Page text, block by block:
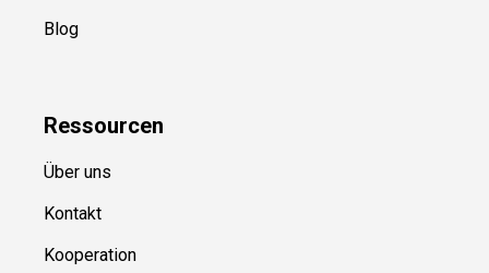
Blog
Ressourcen
Über uns
Kontakt
Kooperation